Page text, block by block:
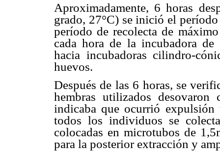
Aproximadamente, 6 horas
grado, 27°C) se inició el
período de recolecta de
cada hora de la incubadora de
hacia incubadoras cilindro-
huevos.
Después de las 6 horas, se
hembras utilizados desovaron
indicaba que ocurrió
todos los individuos se
colocadas en microtubos de
para la posterior extracción y